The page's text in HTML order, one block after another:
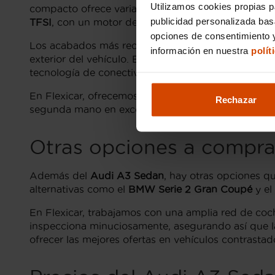
Utilizamos cookies propias
publicidad personalizada
opciones de consentimiento
información en nuestra
Rechazar
compacto ofrece varias versiones que se adaptan
TFSI, con un motor de gasolina eficiente, y elAudi
Los acabados más recomendados para el Audi A3
exterior del vehículo. Estos acabados permiten
tecnología de conectividad.
En Flexicar, ofrecemos vehículos como elAudi A3
segunda mano en excelentes condiciones. Nos
Otras opciones a
Además del Audi A3 Sedan, hay otras opciones
alternativas como el BMW Serie 2 Gran Coupé y el
En Flexicar, trabajamos con una amplia red de
inspecciona minuciosamente, asegurando así
ofrecer las mejores ofertas en vehículos